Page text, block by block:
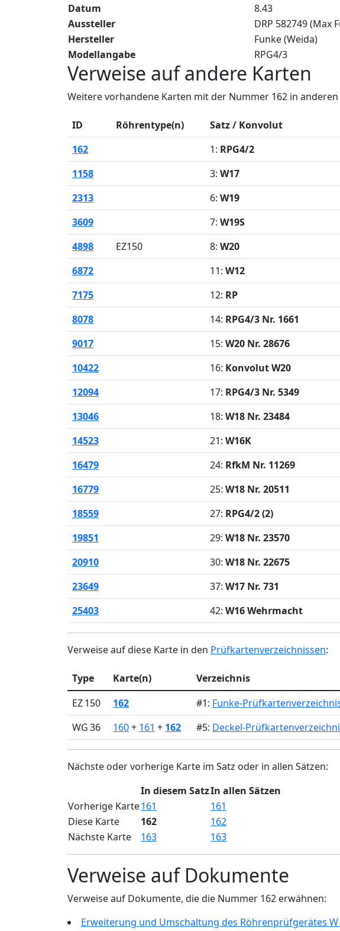
Datum
8.43
Aussteller
DRP 582749 (Max
Hersteller
Funke (Weida)
Modellangabe
RPG4/3
Verweise auf andere Karten
Weitere vorhandene Karten mit der Nummer 162 in anderen
ID Röhrentype(n) Satz / Konvolut
162
1: RPG4/2
1158
3: W17
2313
6: W19
3609
7: W19S
4898
EZ150 8: W20
6872
11: W12
7175
12: RP
8078
14: RPG4/3 Nr. 1661
9017
15: W20 Nr. 28676
10422
16: Konvolut W20
12094
17: RPG4/3 Nr. 5349
13046
18: W18 Nr. 23484
14523
21: W16K
16479
24: RfkM Nr. 11269
16779
25: W18 Nr. 20511
18559
27: RPG4/2 (2)
19851
29: W18 Nr. 23570
20910
30: W18 Nr. 22675
23649
37: W17 Nr. 731
25403
42: W16 Wehrmacht
Verweise auf diese Karte in den Prüfkartenverzeichnissen:
Type Karte(n) Verzeichnis
EZ 150
162 #1: Funke-
WG 36
160+ 161 + 162 #5: Deckel-
Nächste oder vorherige Karte im Satz oder in allen Sätzen:
In diesem SatzIn allen Sätzen
Vorherige Karte161
161
Diese Karte
162
162
Nächste Karte
163 163
Verweise auf Dokumente
Verweise auf Dokumente, die die Nummer 162 erwähnen:
Erweiterung und Umschaltung des Röhrenprüfgerätes W